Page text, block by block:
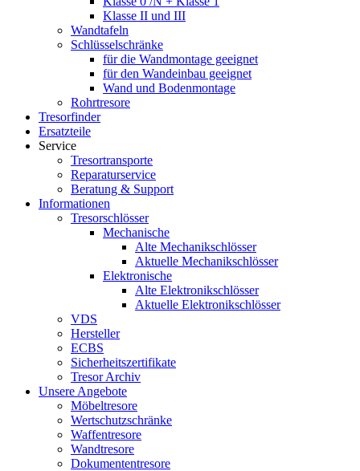
Klasse II und III
Wandtafeln
Schlüsselschränke
für die Wandmontage geeignet
für den Wandeinbau geeignet
Wand und Bodenmontage
Rohrtresore
Tresorfinder
Ersatzteile
Service
Tresortransporte
Reparaturservice
Beratung & Support
Informationen
Tresorschlösser
Mechanische
Alte Mechanikschlösser
Aktuelle Mechanikschlösser
Elektronische
Alte Elektronikschlösser
Aktuelle Elektronikschlösser
VDS
Hersteller
ECBS
Sicherheitszertifikate
Tresor Archiv
Unsere Angebote
Möbeltresore
Wertschutzschränke
Waffentresore
Wandtresore
Dokumententresore